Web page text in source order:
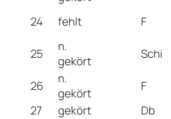
24
fehlt F
25
n.
gekört
Schi
26
n.
gekört
F
27
gekört Db